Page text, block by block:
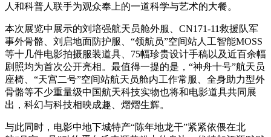
人和科普人联手为观众奉上的一道科学与艺术的大餐。
本次展览中展示的刘培强航天员舱外服、CN171-11救援队军
事外骨骼、刘启地面防护服、“领航员”空间站人工智能MOSS
等十几件电影拍摄服装道具、75幅珍贵设计手稿以及近百余幅
剧照均为首次公开亮相。最值得一提的是，“神舟十号”航天员
座椅、“天宫二号”空间站航天员舱内工作常服、全身助力型外
骨骼等不少重量级中国航天科技实物也将和电影道具共同展
出，科幻与科技相映成趣、熠熠生辉。
与此同时，电影中地下城特产“陈年地龙干”紧紧依偎在北